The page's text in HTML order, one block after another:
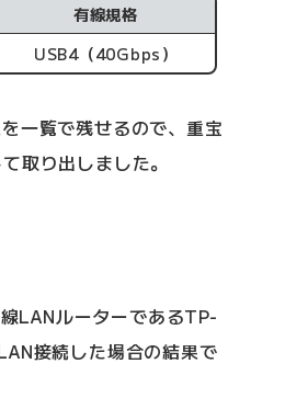
有線規格
USB4（40Gbps）
一覧で残せるので、重宝
取り出しました。
LANルーターであるTP-
接続した場合の結果で